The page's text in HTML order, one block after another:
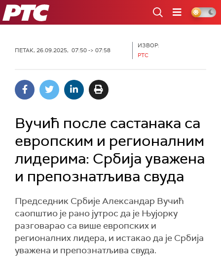
РТС
ПЕТАК, 26.09.2025, 07:50 -> 07:58
ИЗВОР:
РТС
Вучић после састанака са
европским и регионалним
лидерима: Србија уважена
и препознатљива свуда
Председник Србије Александар Вучић
саопштио је рано јутрос да је Њујорку
разговарао са више европских и
регионалних лидера, и истакао да је Србија
уважена и препознатљива свуда.